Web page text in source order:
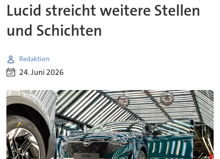
Lucid streicht weitere Stellen
und Schichten
Redaktion
24. Juni 2026